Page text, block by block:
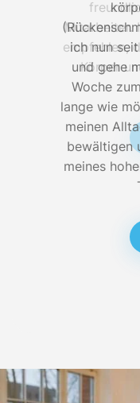
ich nun
und gehe
Woche
lange wie
meinen
bewältigen
meines
Mitarbeiter.
empfehlen,
Körper